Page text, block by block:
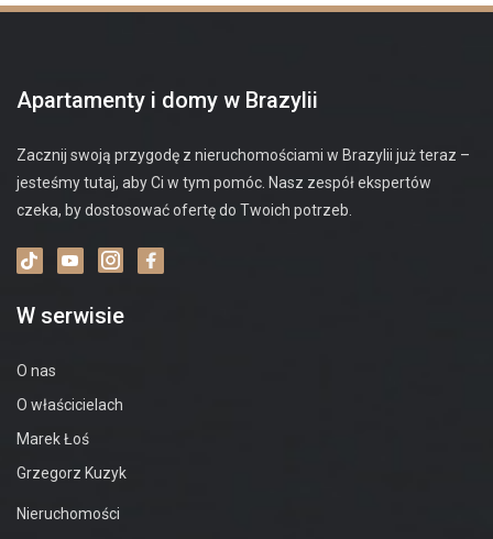
Apartamenty i domy w Brazylii
Zacznij swoją przygodę z nieruchomościami w Brazylii już teraz –
jesteśmy tutaj, aby Ci w tym pomóc. Nasz zespół ekspertów
czeka, by dostosować ofertę do Twoich potrzeb.
W serwisie
O nas
O właścicielach
Marek Łoś
Grzegorz Kuzyk
Nieruchomości